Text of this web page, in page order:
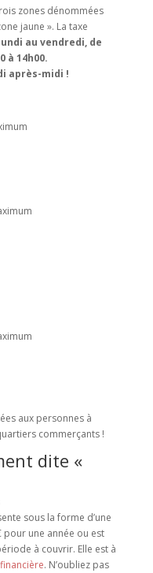
zones dénommées
jaune ». La taxe
au vendredi, de
à 14h00.
après-midi !
aux personnes à
commerçants !
dite «
sous la forme d’une
pour une année ou est
à couvrir. Elle est à
. N’oubliez pas